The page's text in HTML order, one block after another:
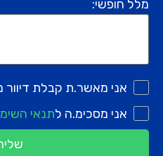
מלל חופשי:
אני מאשר.ת קבלת דיוור
אני מסכימ.ה לתנאי